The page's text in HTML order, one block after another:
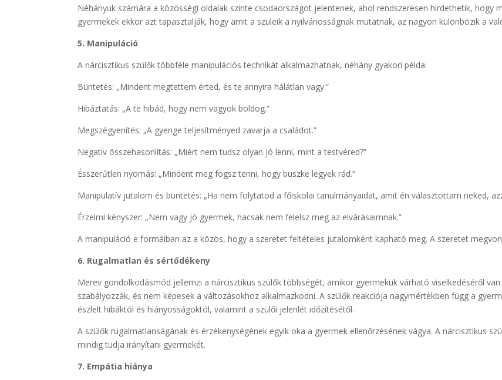
Néhányuk számára a közösségi oldalak szinte csodaországot jelentenek, ahol rendszeresen hirdethetik, hogy
gyermekek ekkor azt tapasztalják, hogy amit a szüleik a nyilvánosságnak mutatnak, az nagyon különbözik a
5. Manipuláció
A nárcisztikus szülők többféle manipulációs technikát alkalmazhatnak, néhány gyakori példa:
Büntetés: „Mindent megtettem érted, és te annyira hálátlan vagy.”
Hibáztatás: „A te hibád, hogy nem vagyok boldog.”
Megszégyenítés: „A gyenge teljesítményed zavarja a családot.”
Negatív összehasonlítás: „Miért nem tudsz olyan jó lenni, mint a testvéred?”
Ésszerűtlen nyomás: „Mindent meg fogsz tenni, hogy büszke legyek rád.”
Manipulatív jutalom és büntetés: „Ha nem folytatod a főiskolai tanulmányaidat, amit én választottam neked,
Érzelmi kényszer: „Nem vagy jó gyermek, hacsak nem felelsz meg az elvárásaimnak.”
A manipuláció e formáiban az a közös, hogy a szeretet feltételes jutalomként kapható meg. A szeretet
6. Rugalmatlan és sértődékeny
Merev gondolkodásmód jellemzi a nárcisztikus szülők többségét, amikor gyermekük várható viselkedéséről
szabályozzák, és nem képesek a változásokhoz alkalmazkodni. A szülők reakciója nagymértékben függ a
észlelt hibáktól és hiányosságoktól, valamint a szülői jelenlét időzítésétől.
A szülők rugalmatlanságának és érzékenységének egyik oka a gyermek ellenőrzésének vágya. A nárcisztikus
mindig tudja irányítani gyermekét.
7. Empátia hiánya